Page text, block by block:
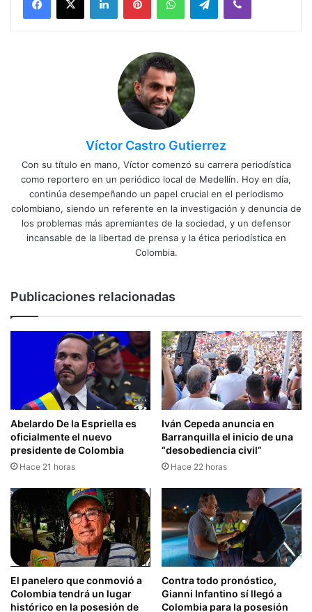
Víctor Castro Gutierrez
Con su título en mano, Víctor comenzó su carrera periodística
como reportero en un periódico local de Medellín. Hoy en día,
continúa desempeñando un papel crucial en el periodismo
colombiano, siendo un referente en la investigación y denuncia de
los problemas más apremiantes de la sociedad, y un defensor
incansable de la libertad de prensa y la ética periodística en
Colombia.
Publicaciones relacionadas
Abelardo De la Espriella es
oficialmente el nuevo
presidente de Colombia
Hace 21 horas
Iván Cepeda anuncia en
Barranquilla el inicio de una
“desobediencia civil”
Hace 22 horas
El panelero que conmovió a
Colombia tendrá un lugar
histórico en la posesión de
Contra todo pronóstico,
Gianni Infantino sí llegó a
Colombia para la posesión